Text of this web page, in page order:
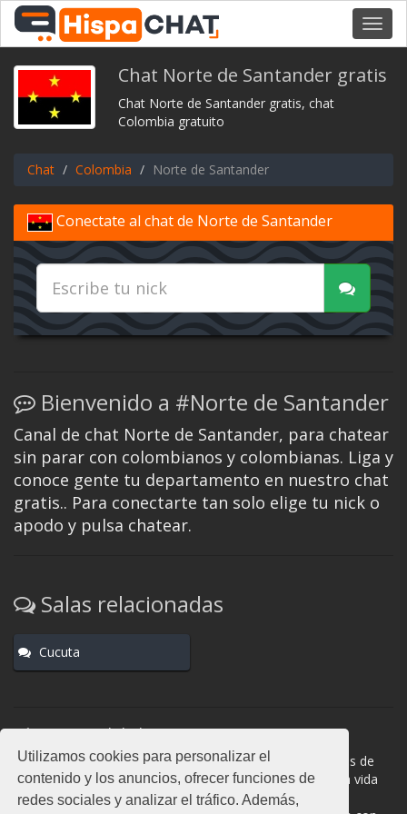
Utilizamos cookies para personalizar el
contenido y los anuncios, ofrecer funciones de
redes sociales y analizar el tráfico. Además,
Chat Norte de Santander gratis
Chat Norte de Santander gratis, chat
Colombia gratuito
Chat Colombia Norte de Santander
Conectate al chat de Norte de Santander
Bienvenido a #Norte de Santander
Canal de chat Norte de Santander, para chatear
sin parar con colombianos y colombianas. Liga y
conoce gente tu departamento en nuestro chat
gratis.. Para conectarte tan solo elige tu nick o
apodo y pulsa chatear.
Salas relacionadas
Cucuta
Normas del chat
#Norte de Santander es una sala donde participan cientos de
personas. Mantén la educación y compórtate como en la vida
real. La privacidad de los usuarios es muy importante, no